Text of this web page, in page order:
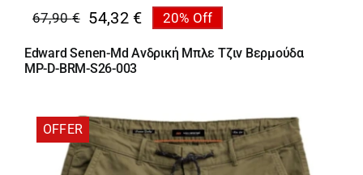
67,90€
Original
price
was:
54,32 €
Η
τρέχουσα
τιμή
20% Off
Edward Senen-Md Ανδρική Μπλε Τζιν Βερμούδα
MP-D-BRM-S26-003
OFFER